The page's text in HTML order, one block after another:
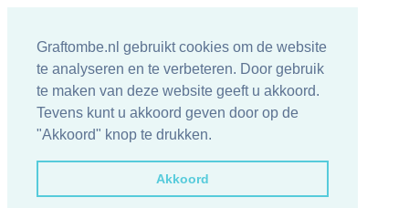
Graftombe.nl gebruikt cookies om de website
te analyseren en te verbeteren. Door gebruik
te maken van deze website geeft u akkoord.
Tevens kunt u akkoord geven door op de
"Akkoord" knop te drukken.
Akkoord